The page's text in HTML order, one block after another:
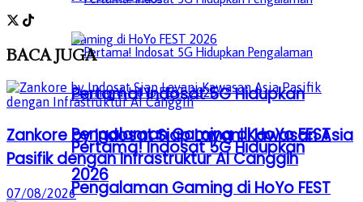
Pertama! Indosat 5G Hidupkan
Pengalaman Gaming di HoYo FEST
2026
Pertama! Indosat 5G Hidupkan
Pengalaman Gaming di HoYo FEST
BACAJUGA
Zankore by Indosat Siap Layani Kawasan Asia
Pasifik dengan Infrastruktur AI Canggih
07/08/2026